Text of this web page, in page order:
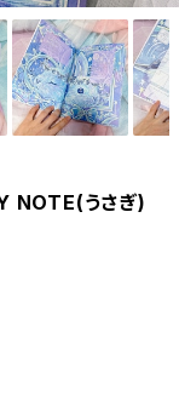
NOTE(うさぎ)